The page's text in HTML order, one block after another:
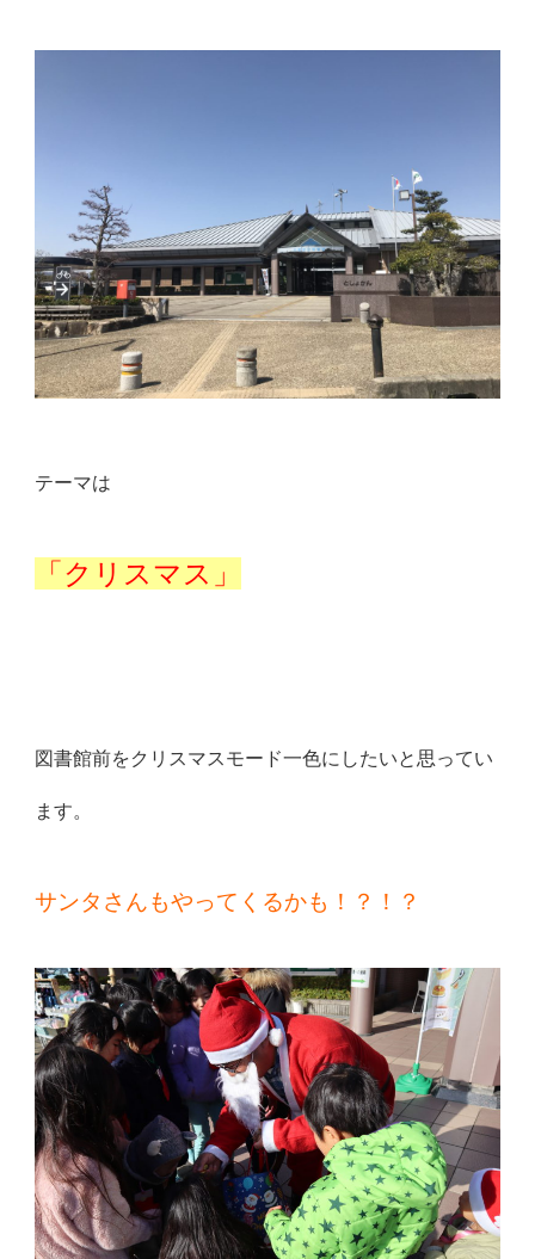
テーマは
「クリスマス」
図書館前をクリスマスモード一色にしたいと思ってい
ます。
サンタさんもやってくるかも！？！？